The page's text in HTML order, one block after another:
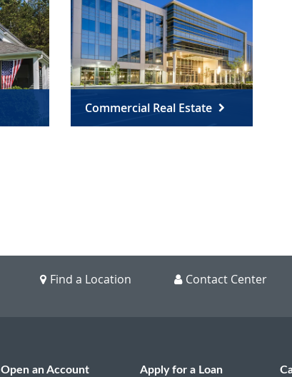
Commercial Real Estate
Find a Location Contact Center
Open an Account Apply for a Loan